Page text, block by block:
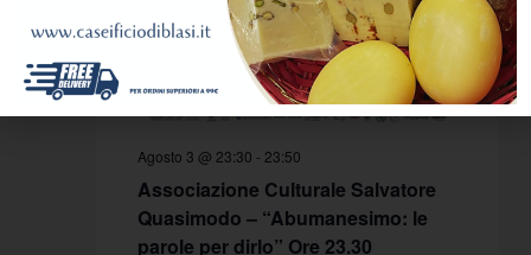
Agosto 3 @ 23:30 - 23:50
Associazione Culturale Salvatore
Quasimodo – “Abumanesimo: le
parole per dirlo” Ore 23.30